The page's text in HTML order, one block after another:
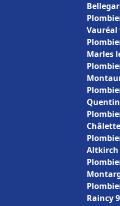
Vauréal
Marles
Altkirch
Raincy